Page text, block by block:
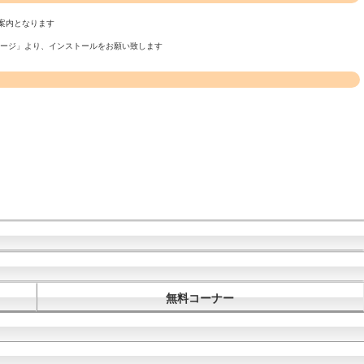
内となります
ジ」より、インストールをお願い致します
無料コーナー